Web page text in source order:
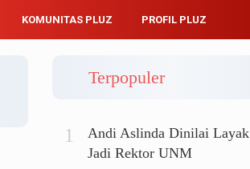
KOMUNITAS PLUZ PROFIL PLUZ
Terpopuler
Andi Aslinda Dinilai Layak
Jadi Rektor UNM